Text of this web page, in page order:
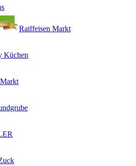
Raiffeisen Markt
Küchen